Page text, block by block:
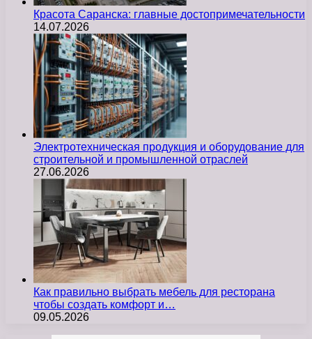
Красота Саранска: главные достопримечательности
14.07.2026
Электротехническая продукция и оборудование для
строительной и промышленной отраслей
27.06.2026
Как правильно выбрать мебель для ресторана
чтобы создать комфорт и…
09.05.2026